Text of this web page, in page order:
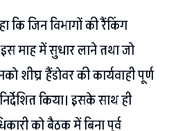
कि जिन विभागों की रैंकिंग
माह में सुधार लाने तथा जो
शीघ्र हैंडोवर की कार्यवाही पूर्ण
किया। इसके साथ ही
को बैठक में बिना पूर्व